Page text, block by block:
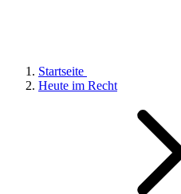
Startseite
Heute im Recht